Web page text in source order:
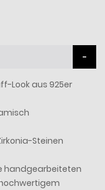
Look aus 925er
Steinen
handgearbeiteten